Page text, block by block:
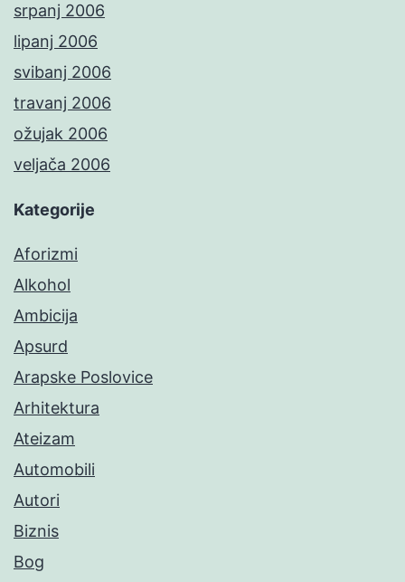
srpanj 2006
lipanj 2006
svibanj 2006
travanj 2006
ožujak 2006
veljača 2006
Kategorije
Aforizmi
Alkohol
Ambicija
Apsurd
Arapske Poslovice
Arhitektura
Ateizam
Automobili
Autori
Biznis
Bog